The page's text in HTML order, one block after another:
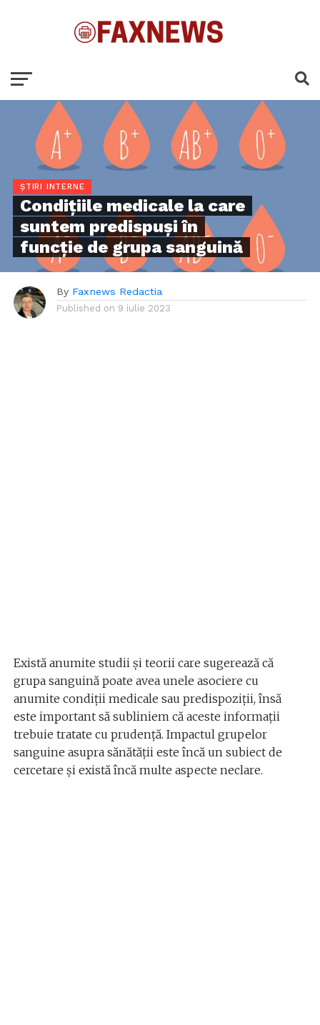
ȘTIRI INTERNE
Condițiile medicale la care
suntem predispuși în
funcție de grupa sanguină
By Faxnews Redactia
Published on 9 iulie 2023
Există anumite studii și teorii care sugerează că
grupa sanguină poate avea unele asociere cu
anumite condiții medicale sau predispoziții, însă
este important să subliniem că aceste informații
trebuie tratate cu prudență. Impactul grupelor
sanguine asupra sănătății este încă un subiect de
cercetare și există încă multe aspecte neclare.